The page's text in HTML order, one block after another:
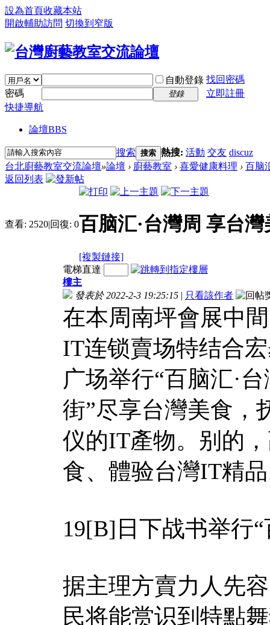
設為首頁收藏本站
開啟輔助訪問 切換到窄版
自動登錄 找回密碼
密碼
登錄
立即註冊
快捷導航
論壇BBS
搜索 搜索 熱搜: 活動 交友 discuz
台北廚藝教室交流論壇»論壇 › 廚藝教室 › 喜愛健康料理 › 百脑
返回列表
查看: 2520|回復: 0百脑汇·台灣周 享台
[複製鏈接]
電梯直達
樓主
發表於 2022-2-3 19:25:15 | 只看該作者
在本周南坪會展中
IT连锁賣场特结合
广场举行“百脑汇·
街”尽享台灣美食，
仪的IT產物。别的
食、體验台灣IT精
19[B]日下战书举行
据主理方賣力人先
民将能赏识到特點